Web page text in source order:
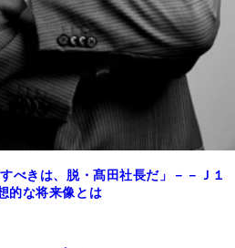
べきは、脱・髙田社長だ」－－Ｊ１
的な将来像とは